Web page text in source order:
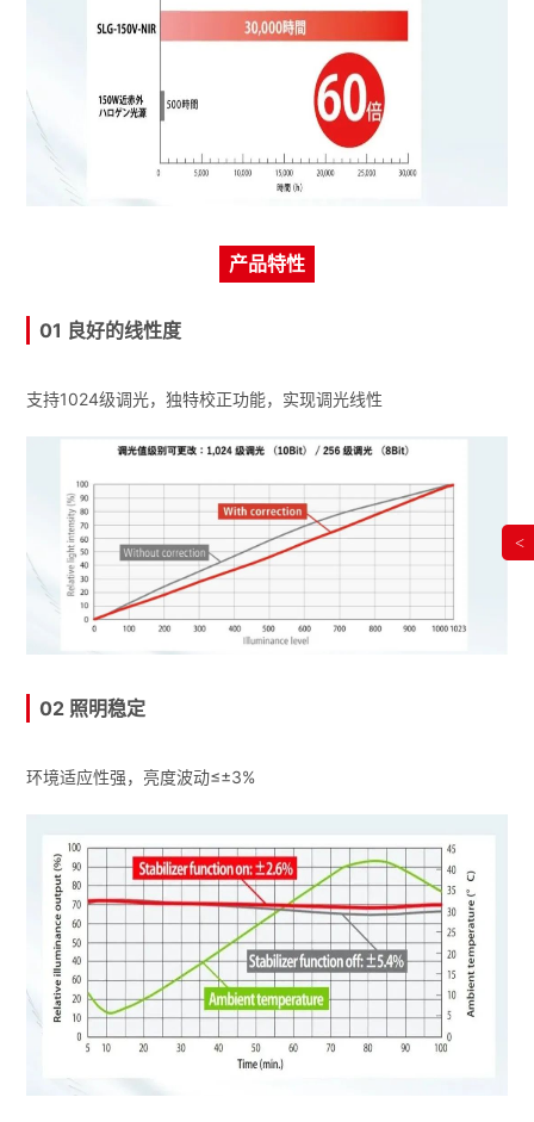
产品特性
01 良好的线性度
支持1024级调光，独特校正功能，实现调光线性
02 照明稳定
环境适应性强，亮度波动≤±3%
<